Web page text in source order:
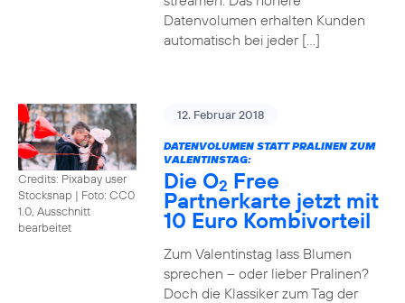
Datenvolumen erhalten Kunden
automatisch bei jeder […]
Credits: Pixabay user
Stocksnap | Foto: CC0
1.0, Ausschnitt
bearbeitet
12. Februar 2018
DATENVOLUMEN STATT PRALINEN ZUM
VALENTINSTAG:
Die O2 Free
Partnerkarte jetzt mit
10 Euro Kombivorteil
Zum Valentinstag lass Blumen
sprechen – oder lieber Pralinen?
Doch die Klassiker zum Tag der